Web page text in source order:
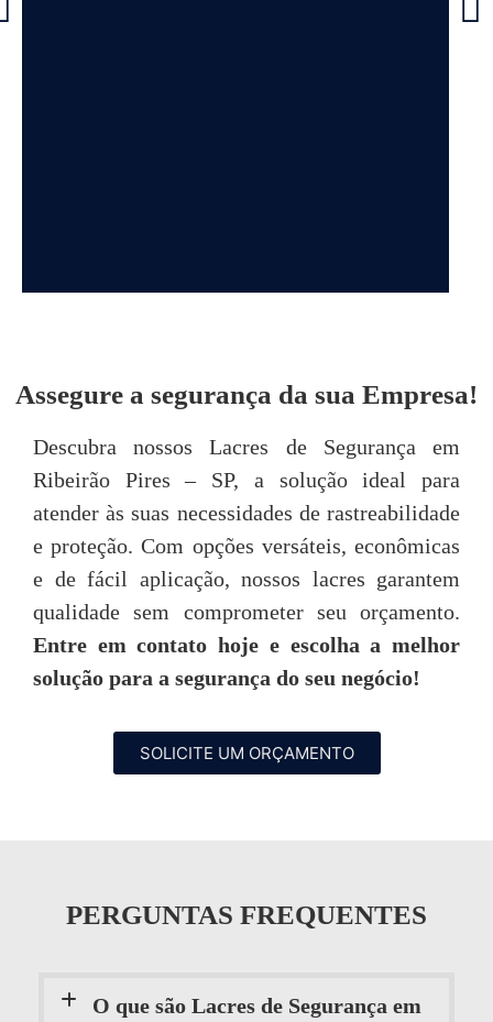
DEPOIMENTOS
simplesmente excepcional, desde o primeiro
contato até o pós-venda, neste quesito são
imbatíveis! Todos são muito prestativos e
Tarsis Tavares
Assegure a segurança da sua Empresa!
Descubra nossos Lacres de Segurança em
Ribeirão Pires – SP, a solução ideal para
atender às suas necessidades de rastreabilidade
e proteção. Com opções versáteis, econômicas
e de fácil aplicação, nossos lacres garantem
qualidade sem comprometer seu orçamento.
Entre em contato hoje e escolha a melhor
solução para a segurança do seu negócio!
SOLICITE UM ORÇAMENTO
PERGUNTAS FREQUENTES
O que são Lacres de Segurança em